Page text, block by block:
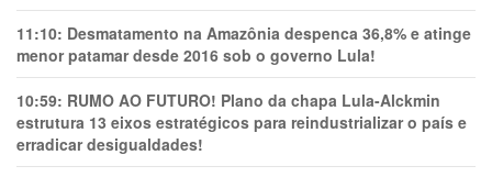
11:10: Desmatamento na Amazônia despenca 36,8% e atinge
menor patamar desde 2016 sob o governo Lula!
10:59: RUMO AO FUTURO! Plano da chapa Lula-Alckmin
estrutura 13 eixos estratégicos para reindustrializar o país e
erradicar desigualdades!